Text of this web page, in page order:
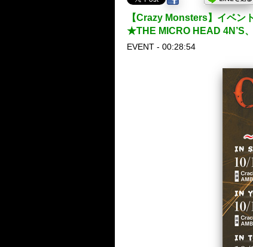
【Crazy Monsters】イベン
★THE MICRO HEAD
EVENT - 00:28:54